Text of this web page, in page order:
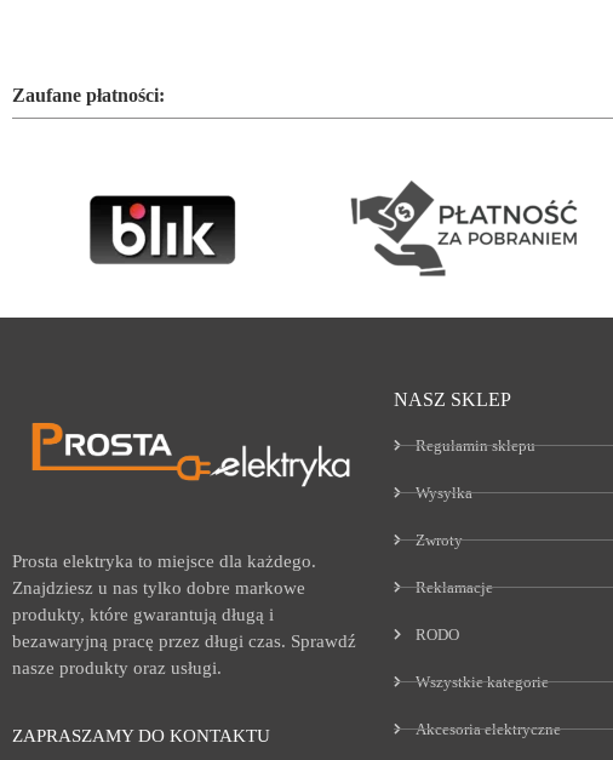
Zaufane płatności:
Prosta elektryka to miejsce dla każdego.
Znajdziesz u nas tylko dobre markowe
produkty, które gwarantują długą i
bezawaryjną pracę przez długi czas. Sprawdź
nasze produkty oraz usługi.
ZAPRASZAMY DO KONTAKTU
NASZ SKLEP
Regulamin sklepu
Wysyłka
Zwroty
Reklamacje
RODO
Wszystkie kategorie
Akcesoria elektryczne